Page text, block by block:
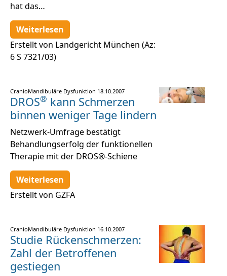
hat das…
Weiterlesen
Erstellt von Landgericht München (Az:
6 S 7321/03)
CranioMandibuläre Dysfunktion 18.10.2007
DROS® kann Schmerzen
binnen weniger Tage lindern
Netzwerk-Umfrage bestätigt
Behandlungserfolg der funktionellen
Therapie mit der DROS®-Schiene
Weiterlesen
Erstellt von GZFA
CranioMandibuläre Dysfunktion 16.10.2007
Studie Rückenschmerzen:
Zahl der Betroffenen
gestiegen